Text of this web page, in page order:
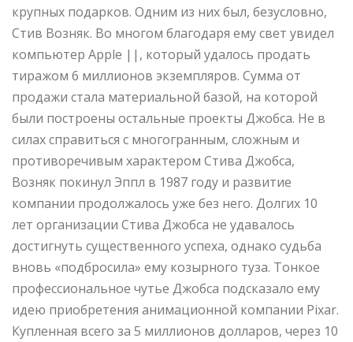
крупных подарков. Одним из них был, безусловно,
Стив Возняк. Во многом благодаря ему свет увидел
компьютер Apple ||, который удалось продать
тиражом 6 миллионов экземпляров. Сумма от
продажи стала материальной базой, на которой
были построены остальные проекты Джобса. Не в
силах справиться с многогранным, сложным и
противоречивым характером Стива Джобса,
Возняк покинул Эппл в 1987 году и развитие
компании продолжалось уже без него. Долгих 10
лет организации Стива Джобса не удавалось
достигнуть существенного успеха, однако судьба
вновь «подбросила» ему козырного туза. Тонкое
профессиональное чутье Джобса подсказало ему
идею приобретения анимационной компании Pixar.
Купленная всего за 5 миллионов долларов, через 10